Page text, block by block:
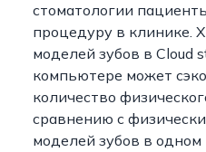
стоматологии
процедуру в клинике.
моделей зубов в Cloud
компьютере может
количество
сравнению с
моделей зубов в одном